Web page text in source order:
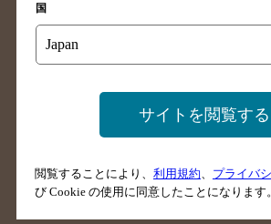
広島県のバー検索
山口県のバー検索
鳥取県
島根県のバー検索
徳島県
香川県のバー検索
愛媛県
長崎県のバー検索
佐賀県
国
サイトを閲覧する
閲覧することにより、 利用規約 プライバ
び Cookie の使用に同意したことになります。